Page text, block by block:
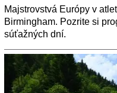
Majstrovstvá Európy v
Birmingham. Pozrite si
súťažných dní.